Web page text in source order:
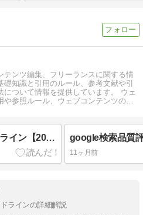
テンツ編集、フリーランスに関する情
礎知識と引用のルール、参考文献や引
について情報を提供しています。 ウェ
や参照ルール、ウェブコンテンツの制
google検索品質評価ガイドライン【2025年9月 日本語訳】（６）NeedsMet評価ガイドライン
11ヶ月前
ラインの詳細解説